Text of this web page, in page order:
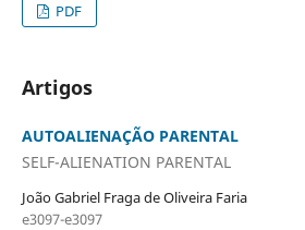
PDF
Artigos
AUTOALIENAÇÃO PARENTAL
SELF-ALIENATION PARENTAL
João Gabriel Fraga de Oliveira Faria
e3097-e3097